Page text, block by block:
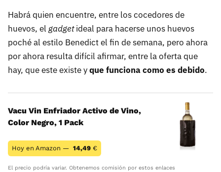
Habrá quien encuentre, entre los cocedores de
huevos, el gadgetideal para hacerse unos huevos
poché al estilo Benedict el fin de semana, pero ahora
por ahora resulta difícil afirmar, entre la oferta que
hay, que este existe yque funciona como es debido.
Vacu Vin Enfriador Activo de Vino,
Color Negro, 1 Pack
Hoy en Amazon — 14,49 €
El precio podría variar. Obtenemos comisión por estos enlaces